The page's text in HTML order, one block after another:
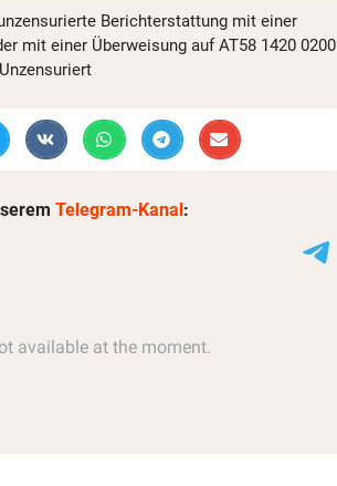
Berichterstattung mit einer
mit einer Überweisung auf AT58 1420 0200
Telegram-Kanal: